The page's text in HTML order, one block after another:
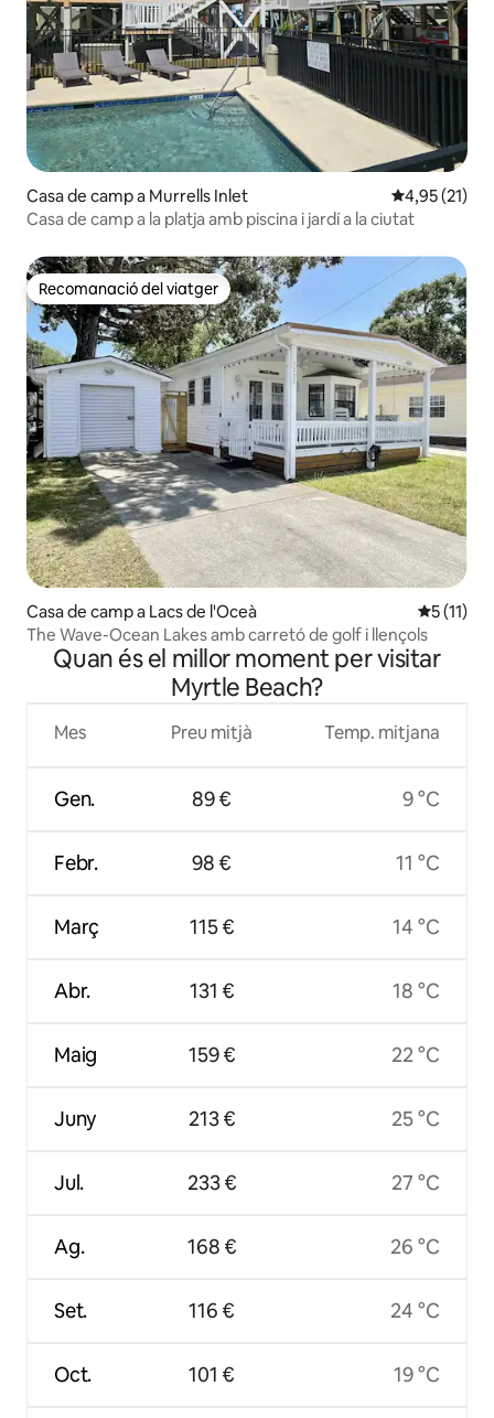
Casa de camp a Murrells Inlet 4,95 de
4,95 (21)
Casa de camp a la platja amb piscina i jardí a la ciutat
Recomanació del viatger
Recomanació del viatger
Casa de camp a Lacs de l'Oceà 5 de
5 (11)
The Wave-Ocean Lakes amb carretó de golf i llençols
Quan és el millor moment per visitar
Myrtle Beach?
Mes
Gen.
Febr.
Març
Abr.
Maig
Juny
Jul.
Ag.
Set.
Oct.
Preu mitjà
89 €
98 €
115 €
131 €
159 €
213 €
233 €
168 €
116 €
101 €
Temp. mitjana
9 °C
11 °C
14 °C
18 °C
22 °C
25 °C
27 °C
26 °C
24 °C
19 °C